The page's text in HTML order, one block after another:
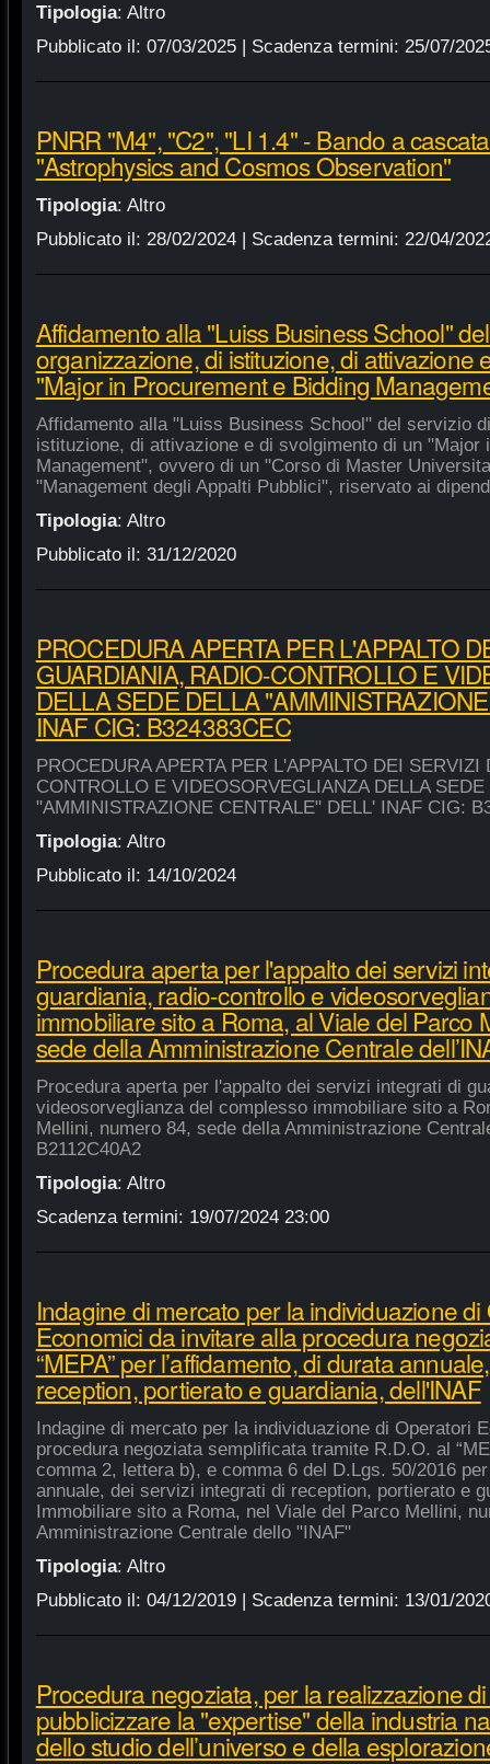
Tipologia: Altro
Pubblicato il: 07/03/2025| Scadenza termini: 25/07/
PNRR "M4", "C2", "LI 1.4" - Bando a
"Astrophysics and Cosmos Observation"
Tipologia: Altro
Pubblicato il: 28/02/2024| Scadenza termini: 22/04/
Affidamento alla "Luiss Business School"
organizzazione, di istituzione, di attivazione
"Major in Procurement e Bidding
Affidamento alla "Luiss Business School" del servizio
istituzione, di attivazione e di svolgimento di un "Major
Management", ovvero di un "Corso di Master
"Management degli Appalti Pubblici", riservato ai
Tipologia: Altro
Pubblicato il: 31/12/2020
PROCEDURA APERTA PER L'APPALTO
GUARDIANIA, RADIO-CONTROLLO E
DELLA SEDE DELLA
INAF CIG: B324383CEC
PROCEDURA APERTA PER L'APPALTO DEI
CONTROLLO E VIDEOSORVEGLIANZA DELLA SEDE
"AMMINISTRAZIONE CENTRALE" DELL' INAF CIG:
Tipologia: Altro
Pubblicato il: 14/10/2024
Procedura aperta per l'appalto dei servizi
guardiania, radio-controllo e
immobiliare sito a Roma, al Viale del Parco
sede della Amministrazione Centrale
Procedura aperta per l'appalto dei servizi integrati di
videosorveglianza del complesso immobiliare sito a
Mellini, numero 84, sede della Amministrazione
B2112C40A2
Tipologia: Altro
Scadenza termini: 19/07/2024 23:00
Indagine di mercato per la individuazione
Economici da invitare alla procedura
“MEPA” per l’affidamento, di durata
reception, portierato e guardiania, dell'INAF
Indagine di mercato per la individuazione di Operatori
procedura negoziata semplificata tramite R.D.O. al
comma 2, lettera b), e comma 6 del D.Lgs. 50/2016
annuale, dei servizi integrati di reception, portierato e
Immobiliare sito a Roma, nel Viale del Parco Mellini,
Amministrazione Centrale dello "INAF"
Tipologia: Altro
Pubblicato il: 04/12/2019| Scadenza termini: 13/01/
Procedura negoziata, per la realizzazione
pubblicizzare la "expertise" della industria
dello studio dell’universo e della